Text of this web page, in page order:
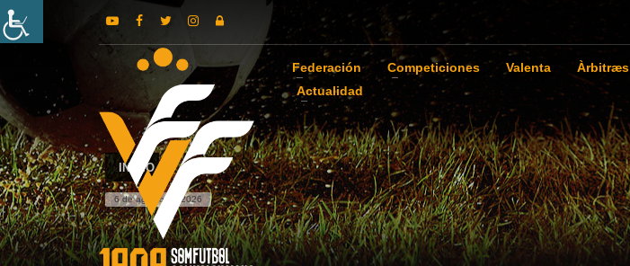
Federación Competiciones Valenta Àrbitræs
Actualidad
INICIO
6 de agosto de 2026